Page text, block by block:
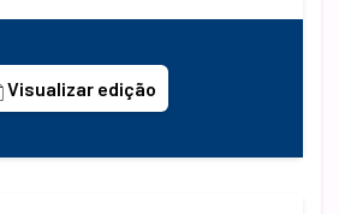
Visualizar edição